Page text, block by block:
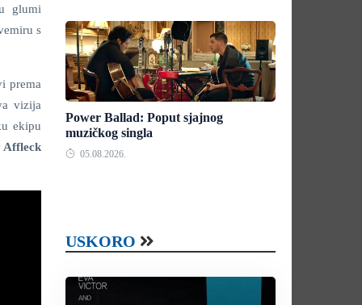
glumi
s
prema
vizija
ekipu
Affleck
Power Ballad: Poput sjajnog
muzičkog singla
05.08.2026.
USKORO